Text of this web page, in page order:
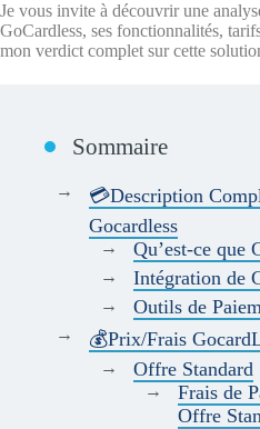
Je vous invite à découvrir une
GoCardless, ses fonctionnalités,
mon verdict complet sur cette
Sommaire
💳Description
Gocardless
Qu’est-ce que
Intégration de
Outils de
💰Prix/Frais
Offre Standard
Frais de
Offre